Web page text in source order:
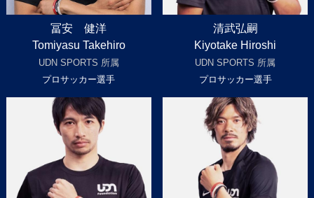
冨安 健洋
Tomiyasu Takehiro
UDN SPORTS 所属
プロサッカー選手
清武弘嗣
Kiyotake Hiroshi
UDN SPORTS 所属
プロサッカー選手